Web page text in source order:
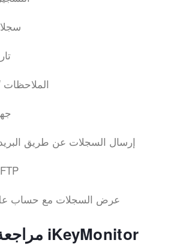
الملاحظات
إرسال السجلات عن طريق البريد
تحميل إلى FTP
عرض السجلات مع حساب
مراجعة دعم عملاء iKeyMonitor